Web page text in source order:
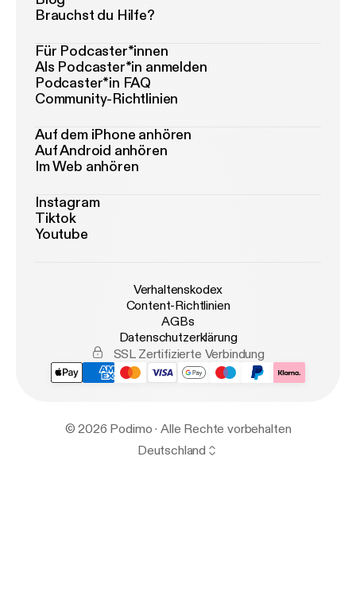
Brauchst du Hilfe?
Für Podcaster*innen
Als Podcaster*in anmelden
Podcaster*in FAQ
Community-Richtlinien
Auf dem iPhone anhören
Auf Android anhören
Im Web anhören
Instagram
Tiktok
Youtube
Verhaltenskodex
Content-Richtlinien
AGBs
Datenschutzerklärung
SSL Zertifizierte Verbindung
© 2026 Podimo · Alle Rechte vorbehalten
Deutschland